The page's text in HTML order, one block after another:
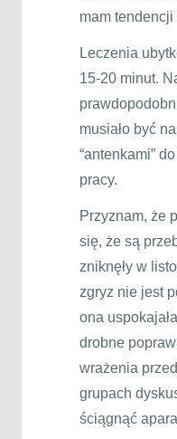
mam
Leczenia
15-20 minut.
musiało być
“antenkami”
pracy.
Przyznam, że
się, że są
zniknęły w
zgryz nie jest
ona
drobne
wrażenia
grupach
ściągnąć